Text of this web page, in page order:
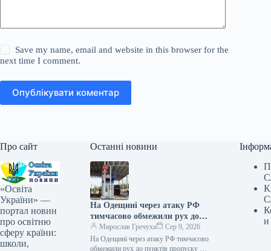
Save my name, email and website in this browser for the
next time I comment.
Опублікувати коментар
Про сайт
«Освіта
України» —
портал новин
про освітню
сферу країни:
школи,
Останні новини
На Одещині через атаку РФ
тимчасово обмежили рух до
пунктів пропуску на кордоні з
Молдовою
Мирослав Гречуха
Сер 9, 2026
На Одещині через атаку РФ тимчасово
обмежили рух до пунктів пропуску на
и